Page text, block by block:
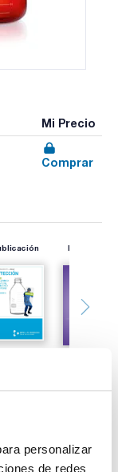
personalizar
de redes
Mi Precio
Comprar
Publicación